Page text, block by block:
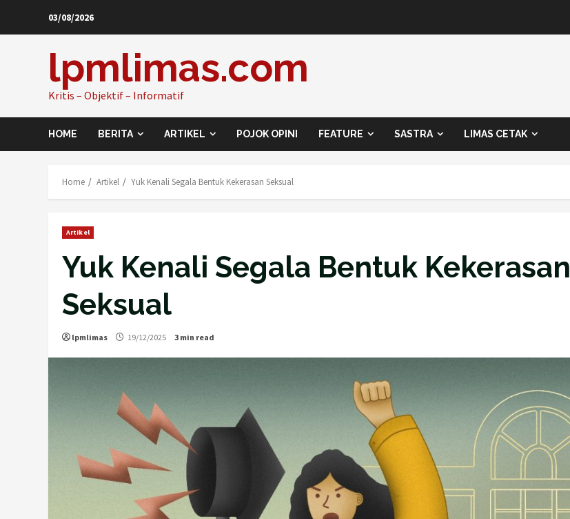
03/08/2026
lpmlimas.com
Kritis – Objektif – Informatif
HOME BERITA ARTIKEL POJOK OPINI FEATURE SASTRA LIMAS CETAK
Home Artikel Yuk Kenali Segala Bentuk Kekerasan Seksual
Artikel
Yuk Kenali Segala Bentuk Kekerasan
Seksual
lpmlimas 19/12/2025 3 min read